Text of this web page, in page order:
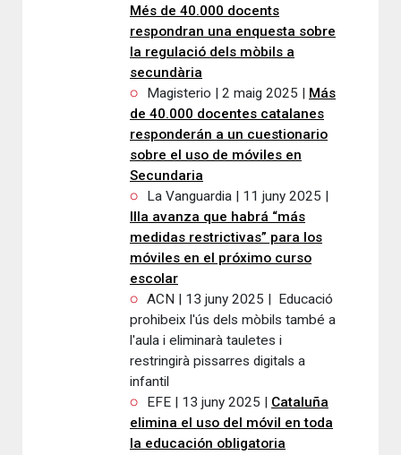
Més de 40.000 docents
respondran una enquesta sobre
la regulació dels mòbils a
secundària
Magisterio | 2 maig 2025 | Más
de 40.000 docentes catalanes
responderán a un cuestionario
sobre el uso de móviles en
Secundaria
La Vanguardia | 11 juny 2025 |
Illa avanza que habrá “más
medidas restrictivas” para los
móviles en el próximo curso
escolar
ACN | 13 juny 2025 | Educació
prohibeix l'ús dels mòbils també a
l'aula i eliminarà tauletes i
restringirà pissarres digitals a
infantil
EFE | 13 juny 2025 | Cataluña
elimina el uso del móvil en toda
la educación obligatoria